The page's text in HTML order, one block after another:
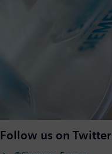
Follow us on Twitter